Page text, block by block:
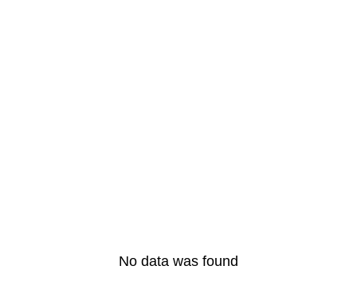
No data was found